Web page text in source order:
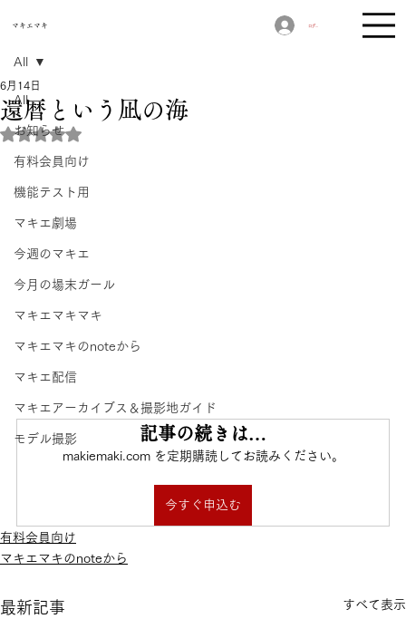
​マキエマキ ログイン
All
お知らせ
有料会員向け
機能テスト用
マキエ劇場
今週のマキエ
今月の場末ガール
マキエマキマキ
マキエマキのnoteから
マキエ配信
マキエアーカイブス＆撮影地ガイド
モデル撮影
All
還暦という凪の海
6月14日
5つ星のうちNaNと評価されています。
記事の続きは…
makiemaki.com を定期購読してお読みください。
今すぐ申込む
有料会員向け
マキエマキのnoteから
最新記事 すべて表示